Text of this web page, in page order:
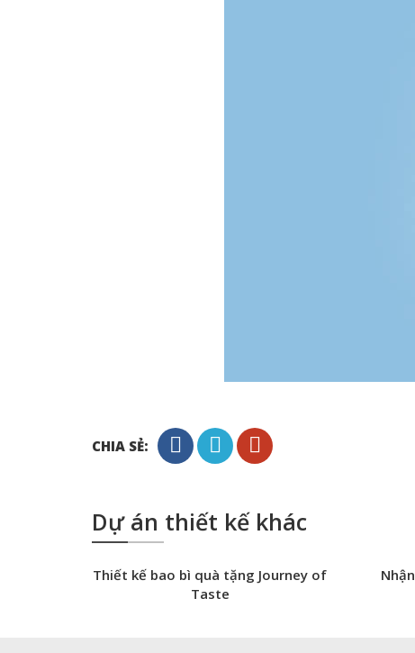
CHIA SẺ:
Dự án thiết kế khác
Thiết kế bao bì quà tặng Journey of
Taste